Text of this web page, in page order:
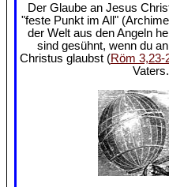
Der Glaube an Jesus
"feste Punkt im All"
der Welt aus den Angeln
sind gesühnt, wenn du
Christus glaubst (Röm 3,23-